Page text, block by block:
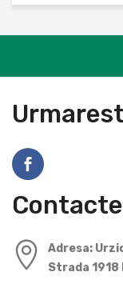
Adresa:
Strada 1918